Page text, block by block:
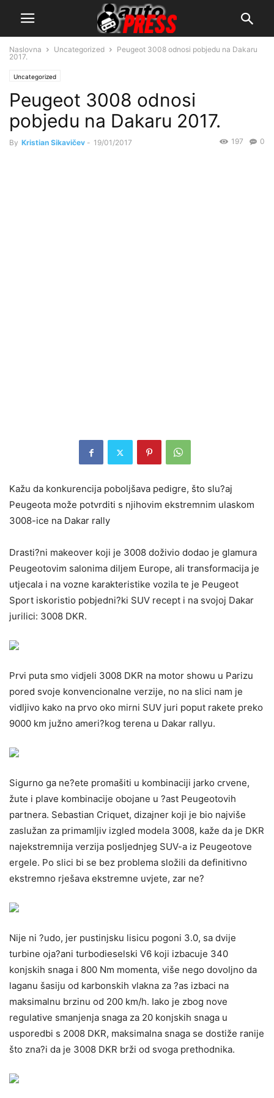
Naslovna Uncategorized
Peugeot 3008 odnosi pobjedu na Dakaru
2017.
Uncategorized
Peugeot 3008 odnosi
pobjedu na Dakaru 2017.
By Kristian Sikavičev - 19/01/2017 0
197
Kažu da konkurencija poboljšava pedigre, što slu?aj
Peugeota može potvrditi s njihovim ekstremnim ulaskom
3008-ice na Dakar rally
Drasti?ni makeover koji je 3008 doživio dodao je glamura
Peugeotovim salonima diljem Europe, ali transformacija je
utjecala i na vozne karakteristike vozila te je Peugeot
Sport iskoristio pobjedni?ki SUV recept i na svojoj Dakar
jurilici: 3008 DKR.
Prvi puta smo vidjeli 3008 DKR na motor showu u Parizu
pored svoje konvencionalne verzije, no na slici nam je
vidljivo kako na prvo oko mirni SUV juri poput rakete preko
9000 km južno ameri?kog terena u Dakar rallyu.
Sigurno ga ne?ete promašiti u kombinaciji jarko crvene,
žute i plave kombinacije obojane u ?ast Peugeotovih
partnera. Sebastian Criquet, dizajner koji je bio najviše
zaslužan za primamljiv izgled modela 3008, kaže da je DKR
najekstremnija verzija posljednjeg SUV-a iz Peugeotove
ergele. Po slici bi se bez problema složili da definitivno
ekstremno rješava ekstremne uvjete, zar ne?
Nije ni ?udo, jer pustinjsku lisicu pogoni 3.0, sa dvije
turbine oja?ani turbodieselski V6 koji izbacuje 340
konjskih snaga i 800 Nm momenta, više nego dovoljno da
laganu šasiju od karbonskih vlakna za ?as izbaci na
maksimalnu brzinu od 200 km/h. Iako je zbog nove
regulative smanjenja snaga za 20 konjskih snaga u
usporedbi s 2008 DKR, maksimalna snaga se dostiže ranije
što zna?i da je 3008 DKR brži od svoga prethodnika.